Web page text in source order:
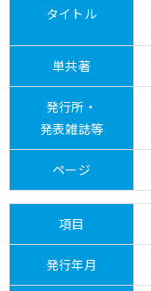
タイトル
単共著
発行所・
発表雑誌等
ページ
項目
発行年月